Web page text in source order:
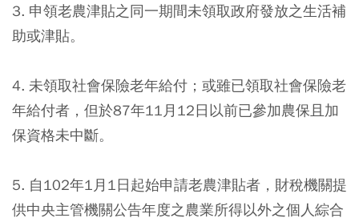
3. 申領老農津貼之同一期間未領取政府發放之生活補
助或津貼。
4. 未領取社會保險老年給付；或雖已領取社會保險老
年給付者，但於87年11月12日以前已參加農保且加
保資格未中斷。
5. 自102年1月1日起始申請老農津貼者，財稅機關提
供中央主管機關公告年度之農業所得以外之個人綜合